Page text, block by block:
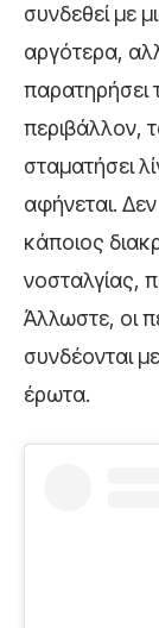
συνδεθεί με
αργότερα,
παρατηρήσει
περιβάλλον,
σταματήσει
αφήνεται.
κάποιος
νοσταλγίας,
Άλλωστε, οι
συνδέονται
έρωτα.